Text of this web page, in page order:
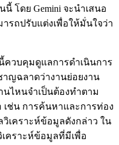
โดย Gemini จะนำเสนอ
ถปรับแต่งเพื่อให้มั่นใจว่า
ควบคุมดูแลการดำเนินการ
ญฉลาดว่างานย่อยงาน
ไหนจำเป็นต้องทำตาม
เช่น การค้นหาและการท่อง
วิเคราะห์ข้อมูลดังกล่าว ใน
เคราะห์ข้อมูลที่มีเพื่อ